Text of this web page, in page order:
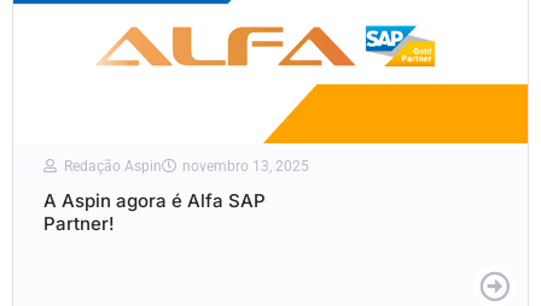
Redação Aspin novembro 13, 2025
A Aspin agora é Alfa SAP
Partner!